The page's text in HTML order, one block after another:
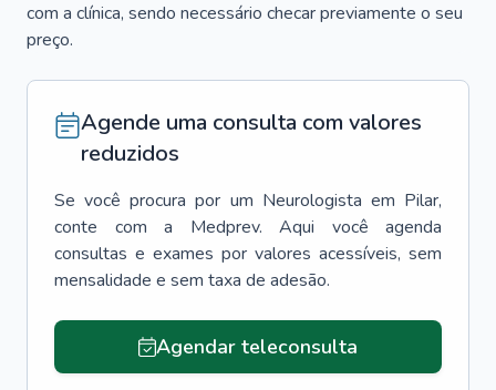
com a clínica, sendo necessário checar previamente o seu
preço.
Agende uma consulta com valores
reduzidos
Se você procura por um Neurologista em Pilar,
conte com a Medprev. Aqui você agenda
consultas e exames por valores acessíveis, sem
mensalidade e sem taxa de adesão.
Agendar teleconsulta